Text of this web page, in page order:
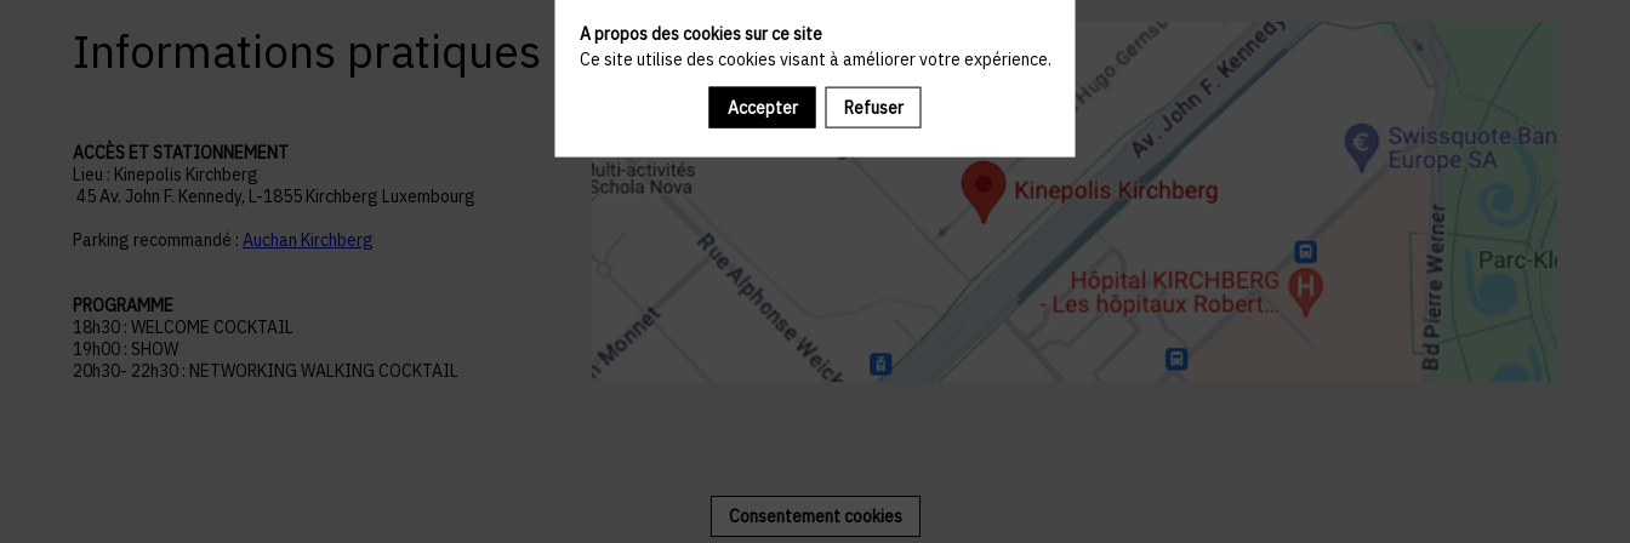
Informations pratiques
ACCÈS ET STATIONNEMENT
Lieu : Kinepolis Kirchberg
45 Av. John F. Kennedy, L-1855 Kirchberg Luxembourg
Parking recommandé : Auchan Kirchberg
PROGRAMME
18h30 : WELCOME COCKTAIL
19h00 : SHOW
20h30- 22h30 : NETWORKING WALKING COCKTAIL
Consentement cookies
A propos des cookies sur ce site
Ce site utilise des cookies visant à améliorer votre expérience.
Accepter Refuser